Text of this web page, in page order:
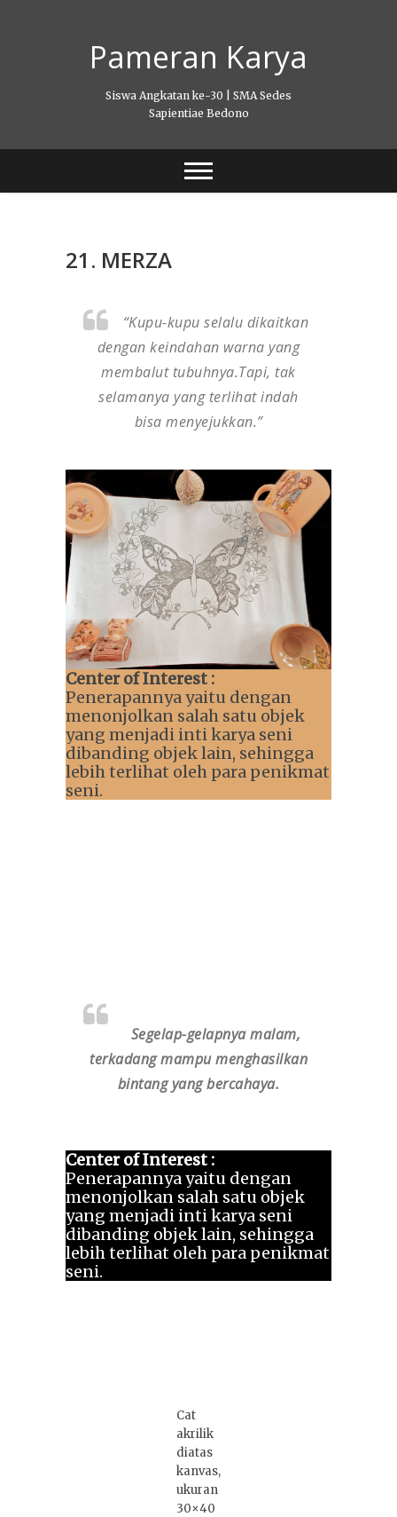
Pameran Karya
Siswa Angkatan ke-30 | SMA Sedes
Sapientiae Bedono
21. MERZA
“Kupu-kupu selalu dikaitkan
dengan keindahan warna yang
membalut tubuhnya.Tapi, tak
selamanya yang terlihat indah
bisa menyejukkan.”
Center of Interest :
Penerapannya yaitu dengan
menonjolkan salah satu objek
yang menjadi inti karya seni
dibanding objek lain, sehingga
lebih terlihat oleh para penikmat
seni.
Segelap-gelapnya malam,
terkadang mampu menghasilkan
bintang yang bercahaya.
Center of Interest :
Penerapannya yaitu dengan
menonjolkan salah satu objek
yang menjadi inti karya seni
dibanding objek lain, sehingga
lebih terlihat oleh para penikmat
seni.
Cat
akrilik
diatas
kanvas,
ukuran
30×40